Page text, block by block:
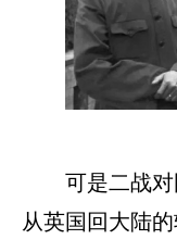
可是二战
从英国回大陆